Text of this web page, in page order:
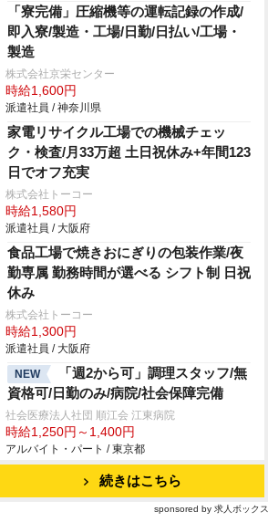
「寮完備」圧縮機等の運転記録の作成/
即入寮/製造・工場/日勤/日払い/工場・
製造
株式会社京栄センター
時給1,600円
派遣社員 / 神奈川県
家電リサイクル工場での機械チェッ
ク・検査/月33万超 土日祝休み+年間123
日でオフ充実
株式会社トーコー
時給1,580円
派遣社員 / 大阪府
食品工場で焼きおにぎりの包装作業/夜
勤専属 勤務時間が選べる シフト制 日祝
休み
株式会社トーコー
時給1,300円
派遣社員 / 大阪府
NEW
「週2から可」調理スタッフ/無
資格可/日勤のみ/病院/社会保障完備
社会医療法人社団 順江会 江東病院
時給1,250円～1,400円
アルバイト・パート / 東京都
続きはこちら
sponsored by 求人ボックス